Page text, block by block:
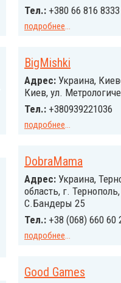
Тел.: +380 66 816 8333
подробнее...
BigMishki
Адрес: Украина,
Киев, ул.
Тел.: +380939221036
подробнее...
DobraMama
Адрес: Украина,
область, г.
С.Бандеры 25
Тел.: +38 (068) 660 60
подробнее...
Good Games